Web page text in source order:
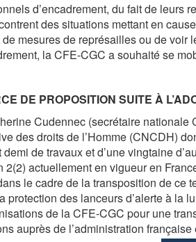
d’encadrement, du fait de
des situations mettant en
de mesures de représailles ou de
la CFE-CGC a souhaité se
DE PROPOSITION SUITE À
Cudennec (secrétaire
des droits de l’Homme (CNCDH)
demi de travaux et d’une vingtaine
actuellement en vigueur en
le cadre de la transposition de ce
protection des lanceurs d’alerte à la
de la CFE-CGC pour une
auprès de l’administration